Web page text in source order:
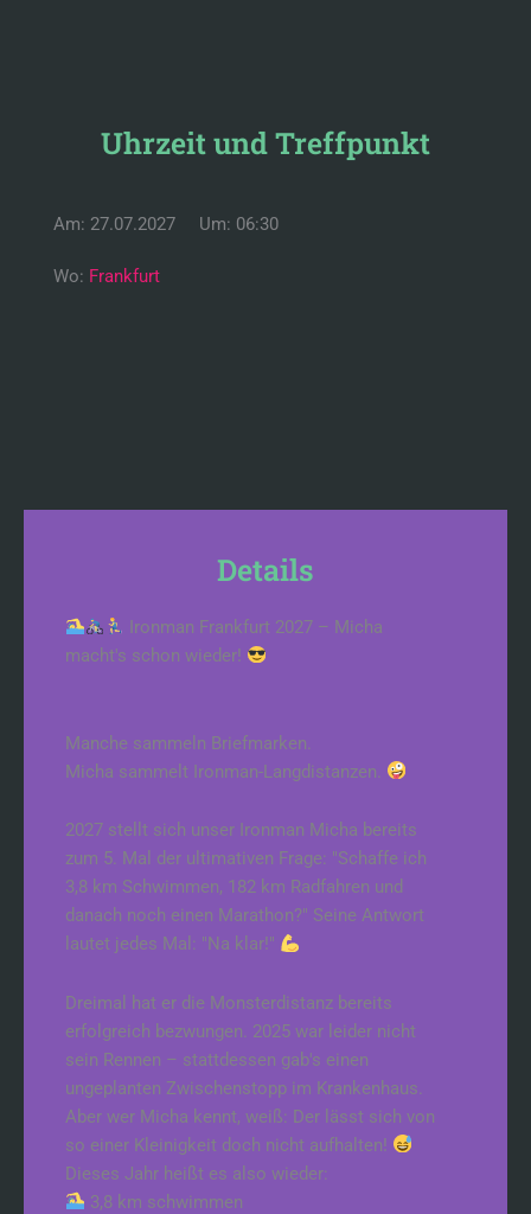
Uhrzeit und Treffpunkt
Am: 27.07.2027 Um: 06:30
Wo: Frankfurt
Details
Ironman Frankfurt 2027 – Micha
macht's schon wieder!
Manche sammeln Briefmarken.
Micha sammelt Ironman-Langdistanzen.
2027 stellt sich unser Ironman Micha bereits
zum 5. Mal der ultimativen Frage: "Schaffe ich
3,8 km Schwimmen, 182 km Radfahren und
danach noch einen Marathon?" Seine Antwort
lautet jedes Mal: "Na klar!"
Dreimal hat er die Monsterdistanz bereits
erfolgreich bezwungen. 2025 war leider nicht
sein Rennen – stattdessen gab's einen
ungeplanten Zwischenstopp im Krankenhaus.
Aber wer Micha kennt, weiß: Der lässt sich von
so einer Kleinigkeit doch nicht aufhalten!
Dieses Jahr heißt es also wieder:
3,8 km schwimmen